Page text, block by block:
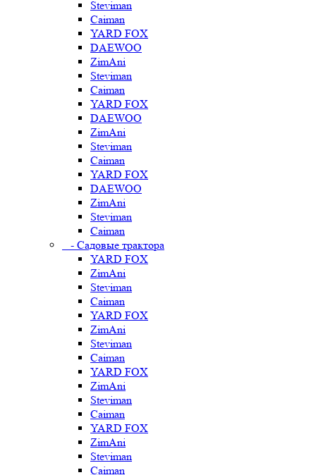
Steviman
Caiman
YARD FOX
DAEWOO
ZimAni
Steviman
Caiman
YARD FOX
DAEWOO
ZimAni
Steviman
Caiman
YARD FOX
DAEWOO
ZimAni
Steviman
Caiman
- Садовые трактора
YARD FOX
ZimAni
Steviman
Caiman
YARD FOX
ZimAni
Steviman
Caiman
YARD FOX
ZimAni
Steviman
Caiman
YARD FOX
ZimAni
Steviman
Caiman